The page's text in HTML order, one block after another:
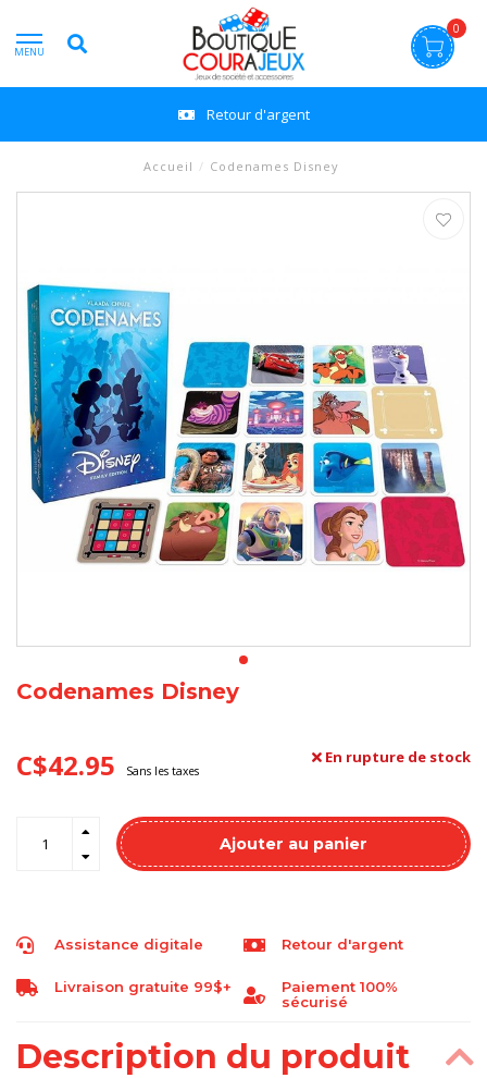
MENU
0
Retour d'argent
Accueil / Codenames Disney
Codenames Disney
C$42.95 Sans les taxes
En rupture de stock
Ajouter au panier
Assistance digitale Retour d'argent
Livraison gratuite 99$+
Paiement 100%
sécurisé
Description du produit